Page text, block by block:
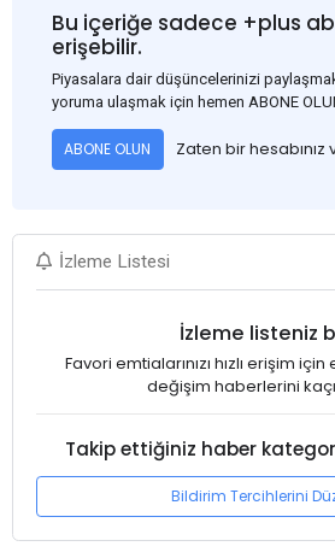
Bu içeriğe sadece +plus
erişebilir.
Piyasalara dair düşüncelerinizi
yoruma ulaşmak için hemen ABONE
ABONE OLUN Zaten bir hesabınız
İzleme Listesi
İzleme listeniz
Favori emtialarınızı hızlı erişim
değişim haberlerini
Takip ettiğiniz haber
Bildirim Tercihlerini